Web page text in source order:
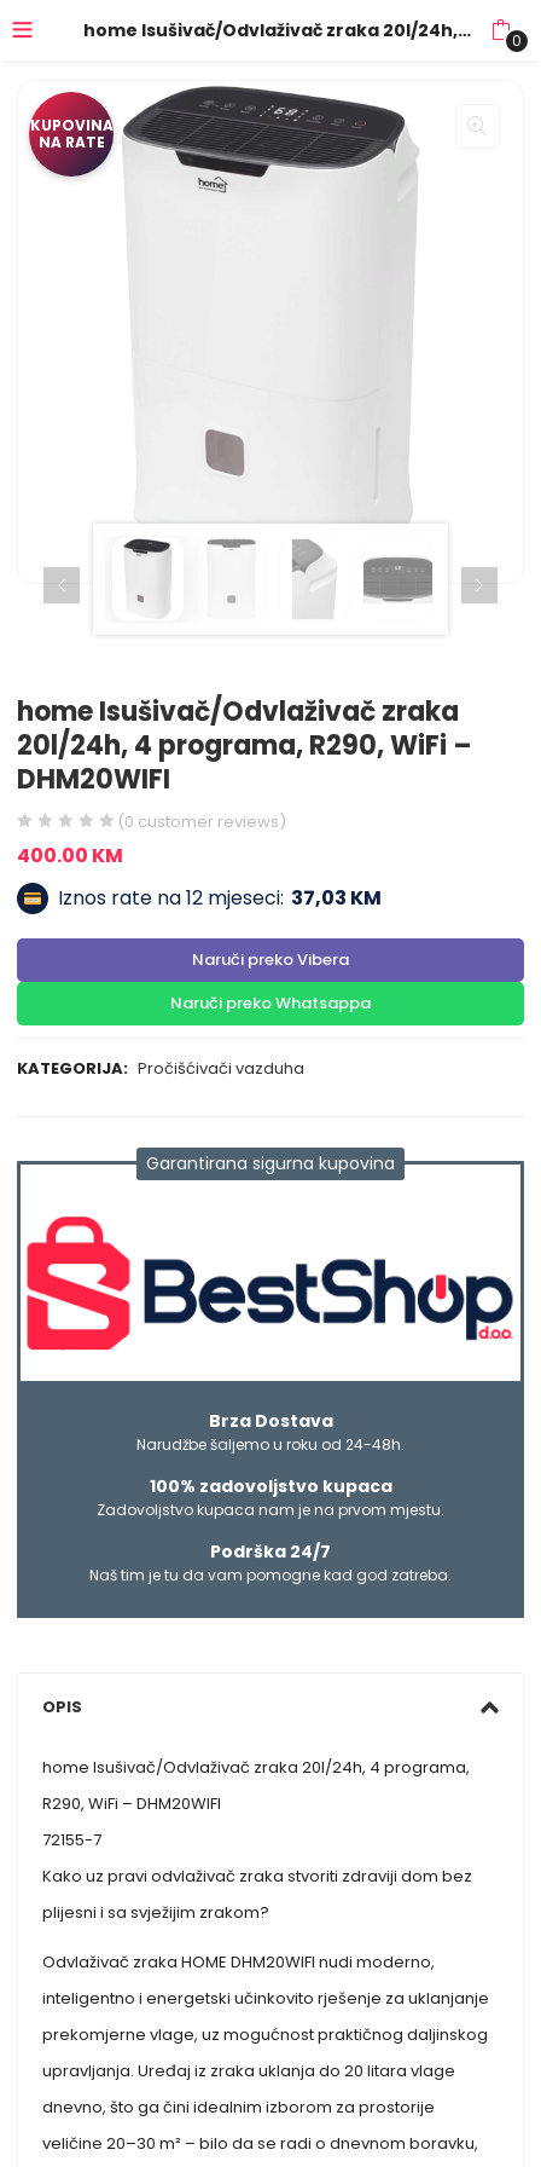
home Isušivač/Odvlaživač zraka 20l/24h, 4 programa, R290, WiFi – DHM20WIFI 0
KUPOVINA
NA RATE
home Isušivač/Odvlaživač zraka
20l/24h, 4 programa, R290, WiFi –
DHM20WIFI
(0 customer reviews)
400.00 KM
Iznos rate na 12 mjeseci: 37,03 KM
Naruči preko Vibera
Naruči preko Whatsappa
KATEGORIJA: Pročišćivači vazduha
Garantirana sigurna kupovina
Brza Dostava
Narudžbe šaljemo u roku od 24-48h.
100% zadovoljstvo kupaca
Zadovoljstvo kupaca nam je na prvom mjestu.
Podrška 24/7
Naš tim je tu da vam pomogne kad god zatreba.
OPIS
home Isušivač/Odvlaživač zraka 20l/24h, 4 programa,
R290, WiFi – DHM20WIFI
72155-7
Kako uz pravi odvlaživač zraka stvoriti zdraviji dom bez
plijesni i sa svježijim zrakom?
Odvlaživač zraka HOME DHM20WIFI nudi moderno,
inteligentno i energetski učinkovito rješenje za uklanjanje
prekomjerne vlage, uz mogućnost praktičnog daljinskog
upravljanja. Uređaj iz zraka uklanja do 20 litara vlage
dnevno, što ga čini idealnim izborom za prostorije
veličine 20–30 m² – bilo da se radi o dnevnom boravku,